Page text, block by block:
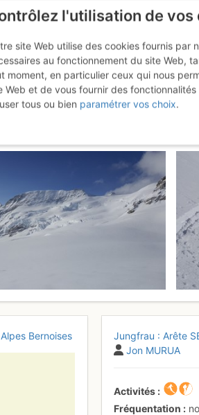
: Par le
Alpes Bernoises Jungfrau : Arête
Jon MURUA
Activités
Fréquentation
l'utilisation de vos
site Web utilise des cookies fournis par
au fonctionnement du site Web,
moment, en particulier ceux qui nous
Web et de vous fournir des
tous ou bien paramétrer vos choix.